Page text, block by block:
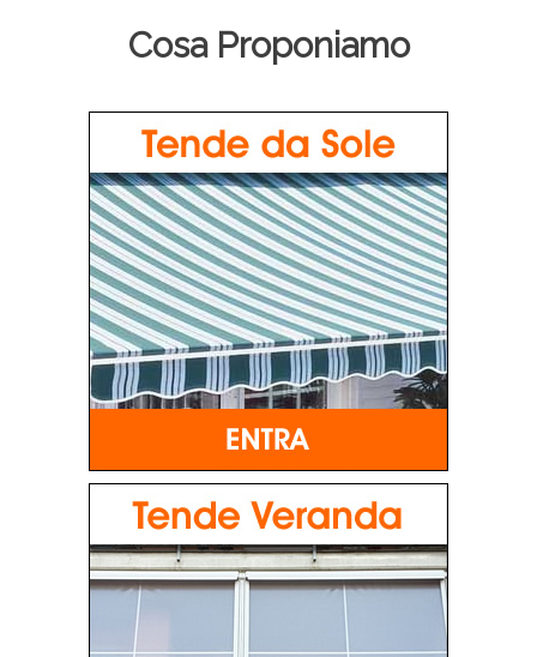
Cosa Proponiamo